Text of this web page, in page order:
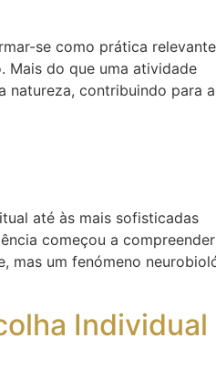
se como prática
Mais do que uma atividade
natureza, contribuindo para a
até às mais sofisticadas
começou a
mas um fenómeno
Individual